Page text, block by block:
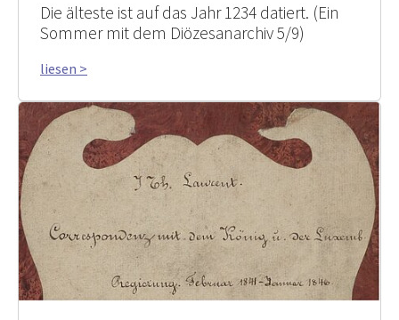
Die älteste ist auf das Jahr 1234 datiert. (Ein
Sommer mit dem Diözesanarchiv 5/9)
liesen >